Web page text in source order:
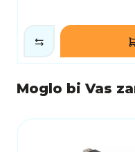
Moglo bi Vas